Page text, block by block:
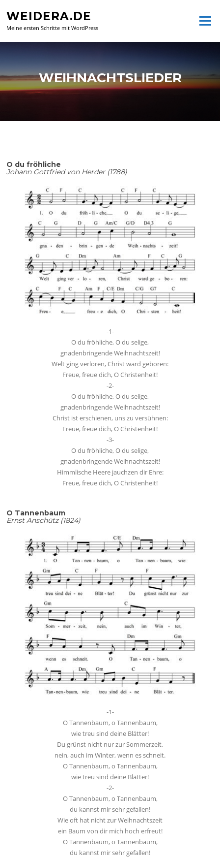
Inhalt
springen
WEIDERA.DE
Meine ersten Schritte mit WordPress
Menü
WEIHNACHTSLIEDER
O du fröhliche
Johann Gottfried von Herder (1788)
-1-
O du fröhliche, O du selige,
gnadenbringende Weihnachtszeit!
Welt ging verloren, Christ ward geboren:
Freue, freue dich, O Christenheit!
-2-
O du fröhliche, O du selige,
gnadenbringende Weihnachtszeit!
Christ ist erschienen, uns zu versühnen:
Freue, freue dich, O Christenheit!
-3-
O du fröhliche, O du selige,
gnadenbringende Weihnachtszeit!
Himmlische Heere jauchzen dir Ehre:
Freue, freue dich, O Christenheit!
O Tannenbaum
Ernst Anschütz (1824)
-1-
O Tannenbaum, o Tannenbaum,
wie treu sind deine Blätter!
Du grünst nicht nur zur Sommerzeit,
nein, auch im Winter, wenn es schneit.
O Tannenbaum, o Tannenbaum,
wie treu sind deine Blätter!
-2-
O Tannenbaum, o Tannenbaum,
du kannst mir sehr gefallen!
Wie oft hat nicht zur Weihnachtszeit
ein Baum von dir mich hoch erfreut!
O Tannenbaum, o Tannenbaum,
du kannst mir sehr gefallen!